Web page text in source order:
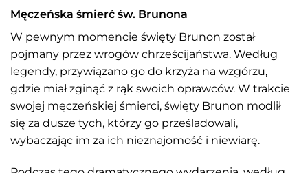
Męczeńska śmierć św. Brunona
W pewnym momencie święty Brunon został
pojmany przez wrogów chrześcijaństwa. Według
legendy, przywiązano go do krzyża na wzgórzu,
gdzie miał zginąć z rąk swoich oprawców. W trakcie
swojej męczeńskiej śmierci, święty Brunon modlił
się za dusze tych, którzy go prześladowali,
wybaczając im za ich nieznajomość i niewiarę.